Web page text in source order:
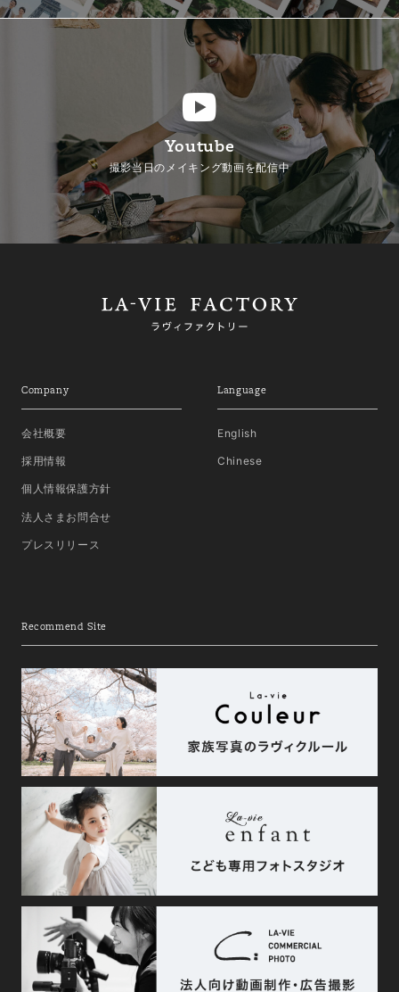
Youtube
撮影当日のメイキング動画を配信中
Company
会社概要
採用情報
個人情報保護方針
法人さまお問合せ
プレスリリース
Language
English
Chinese
Recommend Site